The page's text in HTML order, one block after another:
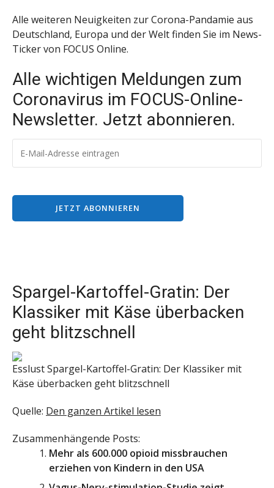
Alle weiteren Neuigkeiten zur Corona-Pandamie aus
Deutschland, Europa und der Welt finden Sie im News-
Ticker von FOCUS Online.
Alle wichtigen Meldungen zum
Coronavirus im FOCUS-Online-
Newsletter. Jetzt abonnieren.
Spargel-Kartoffel-Gratin: Der
Klassiker mit Käse überbacken
geht blitzschnell
EsslustSpargel-Kartoffel-Gratin: Der Klassiker mit
Käse überbacken geht blitzschnell
Quelle: Den ganzen Artikel lesen
Zusammenhängende Posts:
Mehr als 600.000 opioid missbrauchen
erziehen von Kindern in den USA